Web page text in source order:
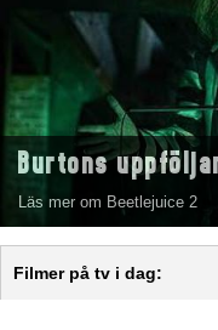
Burtons
Läs mer om Beetlejuice 2
Filmer på tv i dag: